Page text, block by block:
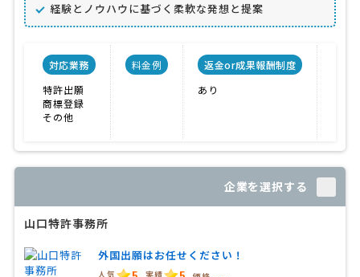
経験とノウハウに基づく柔軟な発想と提案
対応業務
特許出願
商標登録
その他
料金例
返金or成果報酬制度
あり
企業を選択する
山口特許事務所
外国出願はお任せください！
人気 実績